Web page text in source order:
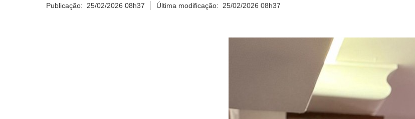
Publicação: 25/02/2026 08h37 Última modificação: 25/02/2026 08h37